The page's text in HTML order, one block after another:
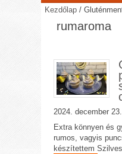
Kezdőlap /
rumaroma
2024. december 23.
Extra könnyen és
rumos, vagyis
készítettem